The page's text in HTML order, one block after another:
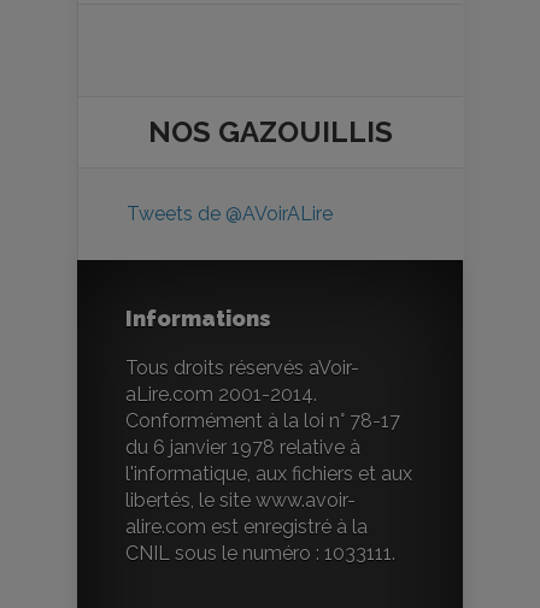
NOS GAZOUILLIS
Tweets de @AVoirALire
Informations
Tous droits réservés aVoir-
aLire.com 2001-2014.
Conformément à la loi n° 78-17
du 6 janvier 1978 relative à
l'informatique, aux fichiers et aux
libertés, le site www.avoir-
alire.com est enregistré à la
CNIL sous le numéro : 1033111.